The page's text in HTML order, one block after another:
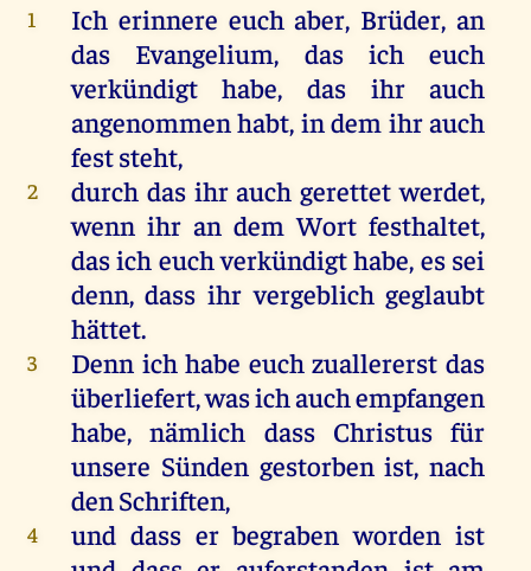
1 Ich erinnere euch aber, Brüder,an
das
Evangelium, das ich
euch
verkündigt
habe, das ihr
auch
angenommenhabt, indem ihrauch
feststeht,
2 durch das ihr auch gerettet werdet,
wenn ihr an dem Wort festhaltet,
dasich euchverkündigthabe, es sei
denn, dass ihr vergeblich geglaubt
hättet.
3 Denn ich habe euchzuallererstdas
überliefert,wasichauchempfangen
habe,nämlich dass Christus für
unsere Sünden gestorben ist,nach
denSchriften,
4 unddass er begraben worden ist